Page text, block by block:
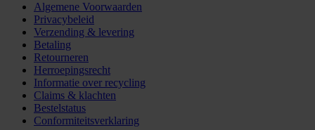
Algemene Voorwaarden
Privacybeleid
Verzending & levering
Betaling
Retourneren
Herroepingsrecht
Informatie over recycling
Claims & klachten
Bestelstatus
Conformiteitsverklaring